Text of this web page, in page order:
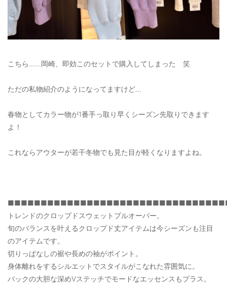
こちら……岡崎、即効このセットで購入してしまった 笑
ただの私物紹介のようになってますけど…
春物としてカラー物が1番手っ取り早くシーズン先取りできます
よ！
これならアウターが若干冬物でも見た目が軽くなりますよね。
トレンドのクロップドスウェットプルオーバー。
旬のバランスを叶えるクロップド丈アイテムは今シーズンも注目
のアイテムです。
切りっぱなしの裾や長めの袖がポイント。
身体離れをするシルエットでスタイルがこなれた雰囲気に。
バックの大胆な深めVステッチでモードなエッセンスもプラス。